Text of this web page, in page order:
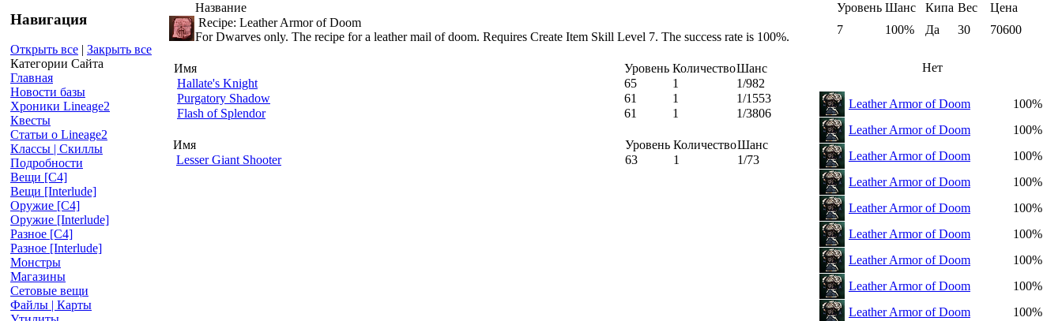
Навигация
Открыть все | Закрыть все
Категории Сайта
Главная
Новости базы
Хроники Lineage2
Квесты
Статьи о Lineage2
Классы | Скиллы
Подробности
Вещи [С4]
Вещи [Interlude]
Оружие [С4]
Оружие [Interlude]
Разное [C4]
Разное [Interlude]
Монстры
Магазины
Сетовые вещи
Файлы | Карты
Название Уровень Шанс Кипа Вес
Цена
Recipe: Leather Armor of Doom
For Dwarves only. The recipe for a leather mail of doom. Requires Create Item Skill Level 7. The success rate is 100%.
7 100% Да 30 70600
Имя Уровень КоличествоШанс
Hallate's Knight
65 1
1/982
Purgatory Shadow
61 1
1/1553
Flash of Splendor
61 1 1/3806
Имя Уровень КоличествоШанс
Lesser Giant Shooter
63 1 1/73
Нет
Leather Armor of Doom
100%
Leather Armor of Doom
100%
Leather Armor of Doom
100%
Leather Armor of Doom
100%
Leather Armor of Doom
100%
Leather Armor of Doom
100%
Leather Armor of Doom
100%
Leather Armor of Doom
100%
Leather Armor of Doom
100%